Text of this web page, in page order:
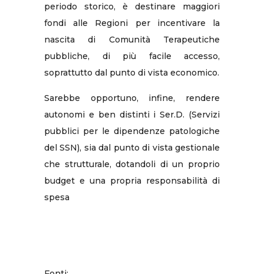
periodo storico, è destinare maggiori
fondi alle Regioni per incentivare la
nascita di Comunità Terapeutiche
pubbliche, di più facile accesso,
soprattutto dal punto di vista economico.
Sarebbe opportuno, infine, rendere
autonomi e ben distinti i Ser.D. (Servizi
pubblici per le dipendenze patologiche
del SSN), sia dal punto di vista gestionale
che strutturale, dotandoli di un proprio
budget e una propria responsabilità di
spesa